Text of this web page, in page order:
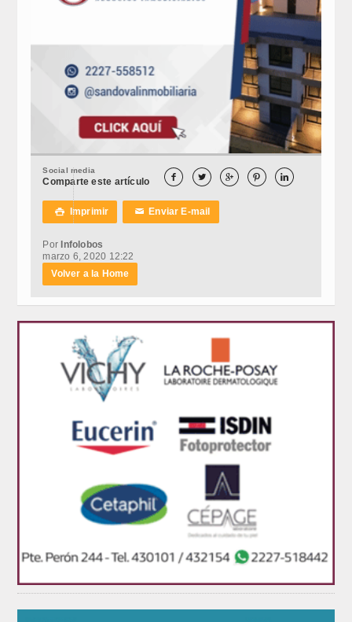
Social media
Comparte este artículo     
 Imprimir ✉Enviar E-mail
PorInfolobos
marzo 6, 2020 12:22
Volver a la Home